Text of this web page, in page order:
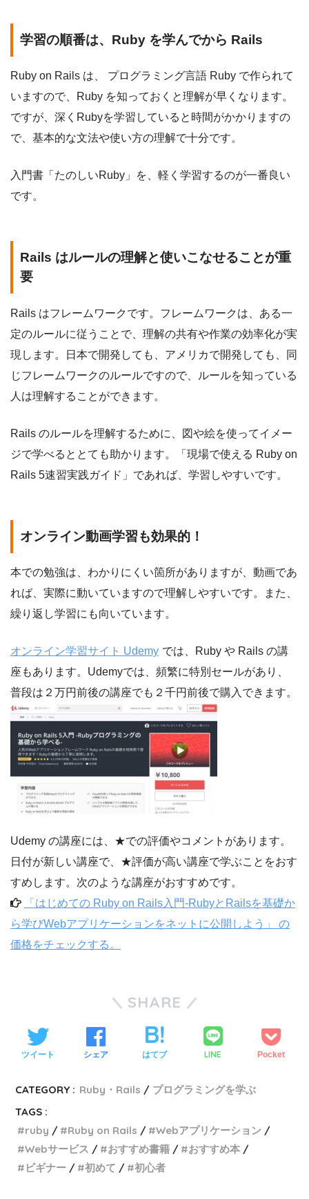
学習の順番は、Ruby を学んでから Rails
Ruby on Rails は、 プログラミング言語 Ruby で作られて
いますので、Ruby を知っておくと理解が早くなります。
ですが、深くRubyを学習していると時間がかかりますの
で、基本的な文法や使い方の理解で十分です。
入門書「たのしいRuby」を、軽く学習するのが一番良い
です。
Rails はルールの理解と使いこなせることが重
要
Rails はフレームワークです。フレームワークは、ある一
定のルールに従うことで、理解の共有や作業の効率化が実
現します。日本で開発しても、アメリカで開発しても、同
じフレームワークのルールですので、ルールを知っている
人は理解することができます。
Rails のルールを理解するために、図や絵を使ってイメー
ジで学べるととても助かります。「現場で使える Ruby on
Rails 5速習実践ガイド」であれば、学習しやすいです。
オンライン動画学習も効果的！
本での勉強は、わかりにくい箇所がありますが、動画であ
れば、実際に動いていますので理解しやすいです。また、
繰り返し学習にも向いています。
オンライン学習サイト Udemy では、Ruby や Rails の講
座もあります。Udemyでは、頻繁に特別セールがあり、
普段は２万円前後の講座でも２千円前後で購入できます。
Udemy の講座には、★での評価やコメントがあります。
日付が新しい講座で、★評価が高い講座で学ぶことをおす
すめします。次のような講座がおすすめです。
「はじめての Ruby on Rails入門-RubyとRailsを基礎か
ら学びWebアプリケーションをネットに公開しよう」 の
価格をチェックする。
SHARE
ツイート シェア はてブ LINE Pocket
CATEGORY : Ruby・Rails
プログラミングを学ぶ
TAGS :
ruby
Ruby on Rails
Webアプリケーション
Webサービス
おすすめ書籍
おすすめ本
ビギナー
初めて 初心者